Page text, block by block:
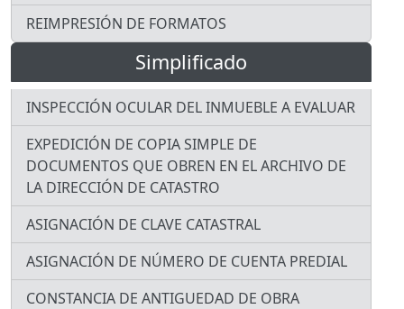
REIMPRESIÓN DE FORMATOS
Simplificado
INSPECCIÓN OCULAR DEL INMUEBLE A EVALUAR
EXPEDICIÓN DE COPIA SIMPLE DE
DOCUMENTOS QUE OBREN EN EL ARCHIVO DE
LA DIRECCIÓN DE CATASTRO
ASIGNACIÓN DE CLAVE CATASTRAL
ASIGNACIÓN DE NÚMERO DE CUENTA PREDIAL
CONSTANCIA DE ANTIGUEDAD DE OBRA